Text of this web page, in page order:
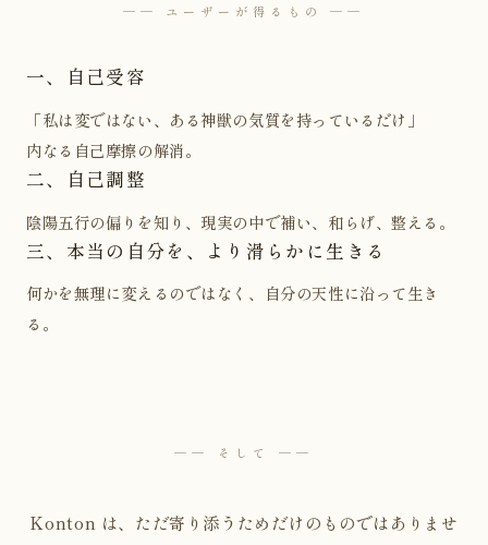
── ユーザーが得るもの ──
一、自己受容
「私は変ではない、ある神獣の気質を持っているだけ」
内なる自己摩擦の解消。
二、自己調整
陰陽五行の偏りを知り、現実の中で補い、和らげ、整える。
三、本当の自分を、より滑らかに生きる
何かを無理に変えるのではなく、自分の天性に沿って生き
る。
── そして ──
Konton は、ただ寄り添うためだけのものではありませ